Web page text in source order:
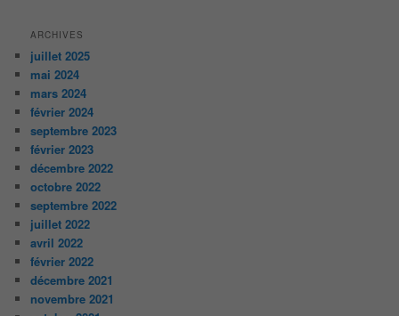
ARCHIVES
juillet 2025
mai 2024
mars 2024
février 2024
septembre 2023
février 2023
décembre 2022
octobre 2022
septembre 2022
juillet 2022
avril 2022
février 2022
décembre 2021
novembre 2021